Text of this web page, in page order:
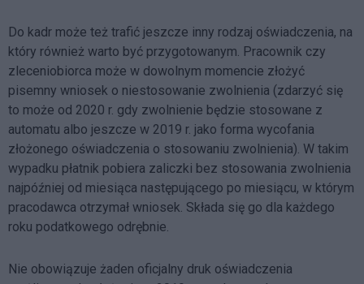
Do kadr może też trafić jeszcze inny rodzaj oświadczenia, na
który również warto być przygotowanym. Pracownik czy
zleceniobiorca może w dowolnym momencie złożyć
pisemny wniosek o niestosowanie zwolnienia (zdarzyć się
to może od 2020 r. gdy zwolnienie będzie stosowane z
automatu albo jeszcze w 2019 r. jako forma wycofania
złożonego oświadczenia o stosowaniu zwolnienia). W takim
wypadku płatnik pobiera zaliczki bez stosowania zwolnienia
najpóźniej od miesiąca następującego po miesiącu, w którym
pracodawca otrzymał wniosek. Składa się go dla każdego
roku podatkowego odrębnie.
Nie obowiązuje żaden oficjalny druk oświadczenia